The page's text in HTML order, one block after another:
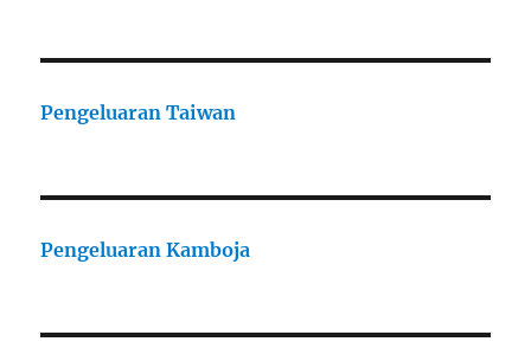
Pengeluaran Taiwan
Pengeluaran Kamboja